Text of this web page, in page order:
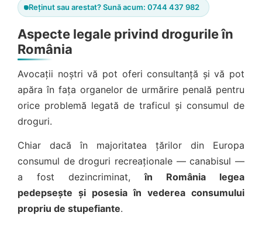
Reținut sau arestat? Sună acum: 0744 437 982
Aspecte legale privind drogurile în
România
Avocații noștri vă pot oferi consultanță și vă pot
apăra în fața organelor de urmărire penală pentru
orice problemă legată de traficul și consumul de
droguri.
Chiar dacă în majoritatea țărilor din Europa
consumul de droguri recreaționale — canabisul —
a fost dezincriminat,în România legea
pedepsește și posesia în vederea consumului
propriu de stupefiante.